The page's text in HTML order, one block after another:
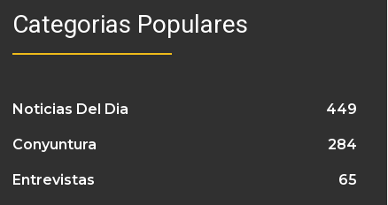
Categorias Populares
Noticias Del Dia 449
Conyuntura 284
Entrevistas 65